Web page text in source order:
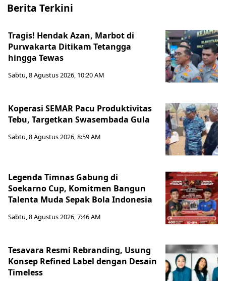
Berita Terkini
Tragis! Hendak Azan, Marbot di
Purwakarta Ditikam Tetangga
hingga Tewas
Sabtu, 8 Agustus 2026, 10:20 AM
Koperasi SEMAR Pacu Produktivitas
Tebu, Targetkan Swasembada Gula
Sabtu, 8 Agustus 2026, 8:59 AM
Legenda Timnas Gabung di
Soekarno Cup, Komitmen Bangun
Talenta Muda Sepak Bola Indonesia
Sabtu, 8 Agustus 2026, 7:46 AM
Tesavara Resmi Rebranding, Usung
Konsep Refined Label dengan Desain
Timeless